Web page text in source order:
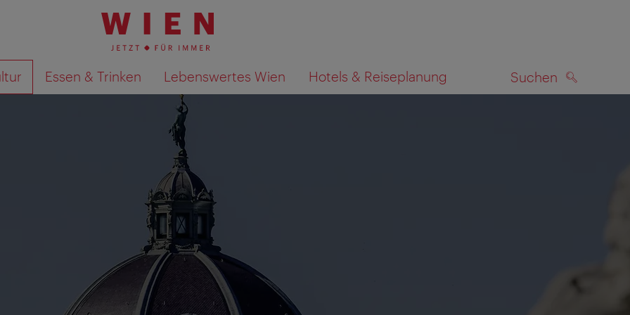
Essen & Trinken Lebenswertes Wien Hotels & Reiseplanung Suchen
Suchergebnisse auf Karte anzeigen